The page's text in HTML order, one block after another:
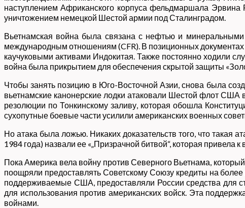
наступлением Африканского корпуса фельдмаршала
уничтожением немецкой Шестой армии под Сталинградом.
Вьетнамская война была связана с нефтью и
международным отношениям (CFR). В позиционных
каучуковыми активами Индокитая. Также постоянно ходили
война была прикрытием для обеспечения скрытой защиты
Чтобы занять позицию в Юго-Восточной Азии, снова была
вьетнамские канонерские лодки атаковали Шестой флот США
резолюции по Тонкинскому заливу, которая обошла
сухопутные боевые части усилили американских военных
Но атака была ложью. Никаких доказательств того, что такая
1984 года) назвали ее «„Призрачной битвой“, которая привела к
Пока Америка вела войну против Северного Вьетнама,
поощряли предоставлять Советскому Союзу кредиты на
поддерживаемые США, предоставляли России средства для
для использования против американских войск. Эта
войнами.